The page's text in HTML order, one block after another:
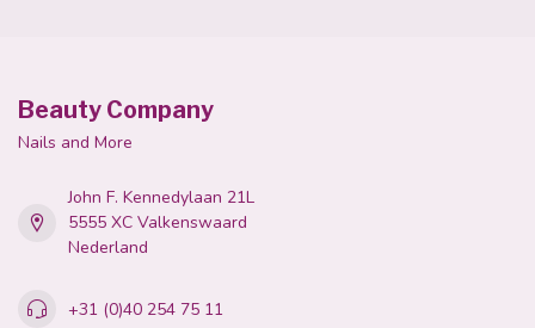
Beauty Company
Nails and More
John F. Kennedylaan 21L
5555 XC Valkenswaard
Nederland
+31 (0)40 254 75 11